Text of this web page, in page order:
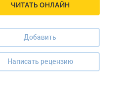
ЧИТАТЬ ОНЛАЙН
Добавить
Написать рецензию